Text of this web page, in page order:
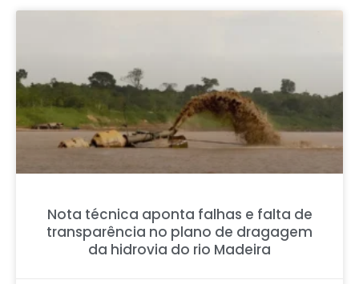
Nota técnica aponta falhas e falta de
transparência no plano de dragagem
da hidrovia do rio Madeira